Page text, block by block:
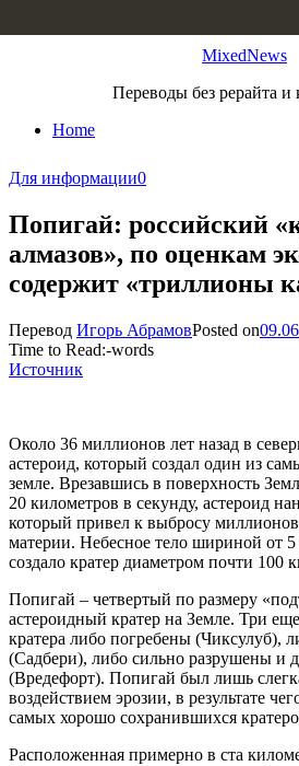
MixedNews
Переводы без рерайта и
Home
Для информации0
Попигай: российский
алмазов», по оценкам
содержит «триллионы
Перевод Игорь АбрамовPosted on
Time to Read:-words
Источник
Около 36 миллионов лет назад в
астероид, который создал один из
земле. Врезавшись в поверхность
20 километров в секунду, астероид
который привел к выбросу
материи. Небесное тело шириной от
создало кратер диаметром почти 100
Попигай – четвертый по размеру
астероидный кратер на Земле. Три
кратера либо погребены (Чиксулуб),
(Садбери), либо сильно разрушены и
(Вредефорт). Попигай был лишь
воздействием эрозии, в результате
самых хорошо сохранившихся
Расположенная примерно в ста